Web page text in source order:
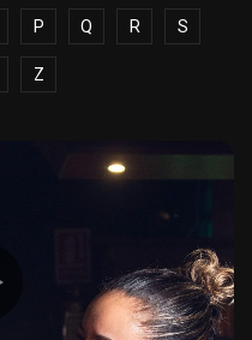
P Q R S
Z